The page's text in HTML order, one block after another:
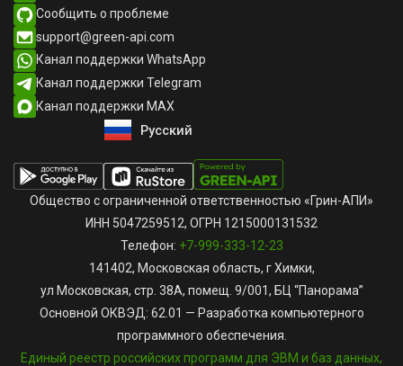
Сообщить о проблеме
support@green-api.com
Канал поддержки WhatsApp
Канал поддержки Telegram
Канал поддержки MAX
Русский
English
Общество с ограниченной ответственностью «Грин-АПИ»
ИНН 5047259512, ОГРН 1215000131532
Телефон: +7-999-333-12-23
141402, Московская область, г Химки,
ул Московская, стр. 38А, помещ. 9/001, БЦ “Панорама”
Основной ОКВЭД: 62.01 — Разработка компьютерного
программного обеспечения.
Единый реестр российских программ для ЭВМ и баз данных,